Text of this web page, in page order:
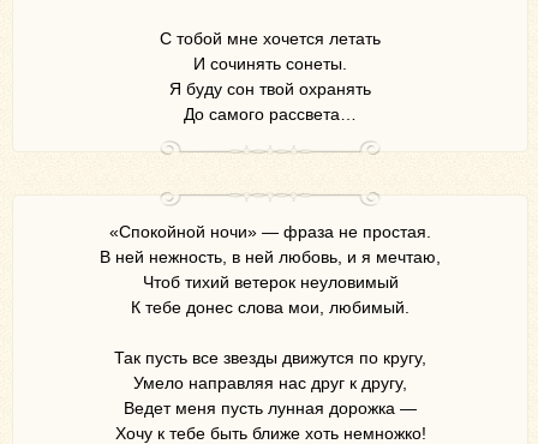
С тобой мне хочется летать
И сочинять сонеты.
Я буду сон твой охранять
До самого рассвета…
«Спокойной ночи» — фраза не простая.
В ней нежность, в ней любовь, и я мечтаю,
Чтоб тихий ветерок неуловимый
К тебе донес слова мои, любимый.
Так пусть все звезды движутся по кругу,
Умело направляя нас друг к другу,
Ведет меня пусть лунная дорожка —
Хочу к тебе быть ближе хоть немножко!